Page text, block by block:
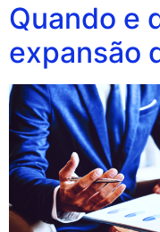
Quando e
expansão